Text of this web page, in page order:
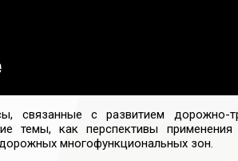
связанные с развитием дорожно-
темы, как перспективы применения
многофункциональных зон.